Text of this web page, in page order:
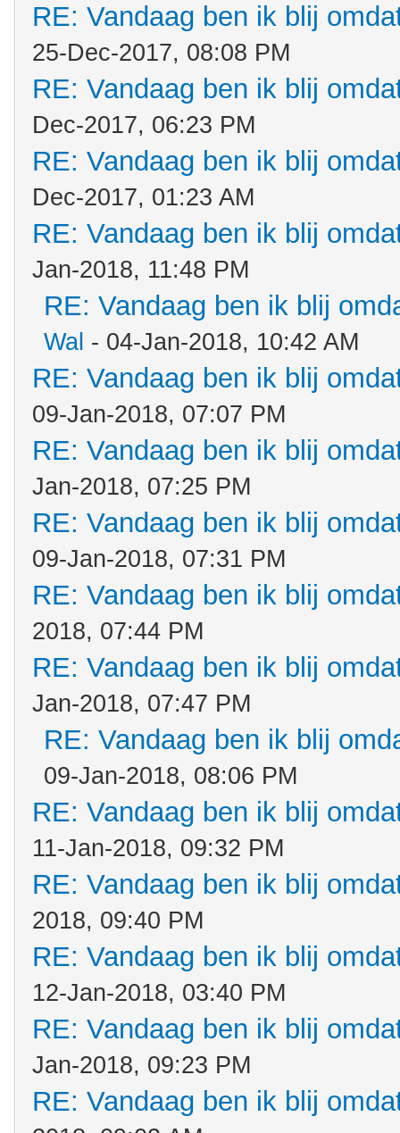
RE: Vandaag ben ik blij
25-Dec-2017, 08:08 PM
RE: Vandaag ben ik blij
Dec-2017, 06:23 PM
RE: Vandaag ben ik blij
Dec-2017, 01:23 AM
RE: Vandaag ben ik blij
Jan-2018, 11:48 PM
RE: Vandaag ben ik blij
Wal - 04-Jan-2018, 10:42 AM
RE: Vandaag ben ik blij
09-Jan-2018, 07:07 PM
RE: Vandaag ben ik blij
Jan-2018, 07:25 PM
RE: Vandaag ben ik blij
09-Jan-2018, 07:31 PM
RE: Vandaag ben ik blij
2018, 07:44 PM
RE: Vandaag ben ik blij
Jan-2018, 07:47 PM
RE: Vandaag ben ik blij
09-Jan-2018, 08:06 PM
RE: Vandaag ben ik blij
11-Jan-2018, 09:32 PM
RE: Vandaag ben ik blij
2018, 09:40 PM
RE: Vandaag ben ik blij
12-Jan-2018, 03:40 PM
RE: Vandaag ben ik blij
Jan-2018, 09:23 PM
RE: Vandaag ben ik blij